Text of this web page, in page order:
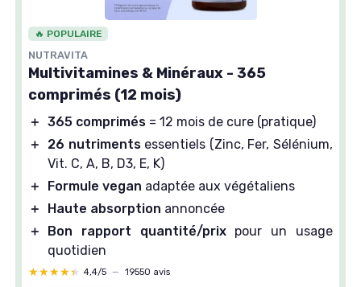
🔥 POPULAIRE
NUTRAVITA
Multivitamines & Minéraux - 365
comprimés (12 mois)
＋ 365 comprimés = 12 mois de cure (pratique)
＋
26 nutrimentsessentiels (Zinc, Fer, Sélénium,
Vit. C, A, B, D3, E, K)
＋
Formule vegan adaptée aux végétaliens
＋
Haute absorption annoncée
＋
Bon rapport quantité/prixpour un usage
quotidien
★★★★★
★★★★★ 4,4/5 — 19550 avis